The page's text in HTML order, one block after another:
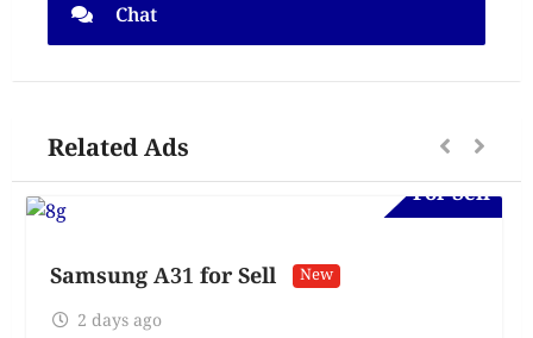
Chat
Related Ads
For Sell
Samsung A31 for Sell New
2 days ago